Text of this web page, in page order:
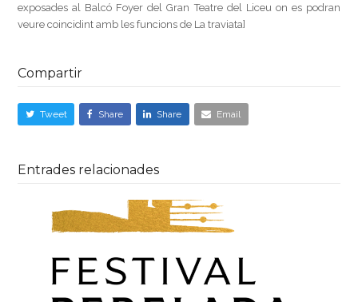
exposades al Balcó Foyer del Gran Teatre del Liceu on es podran
veure coincidint amb les funcions de La traviata]
Compartir
Tweet Share Share Email
Entrades relacionades